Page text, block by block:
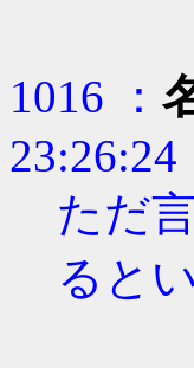
1016 ：
23:26:24
ただ
ると